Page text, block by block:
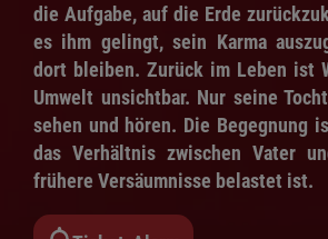
die Aufgabe, auf die Erde
es ihm gelingt, sein Karma
dort bleiben. Zurück im Leben ist
Umwelt unsichtbar. Nur seine
sehen und hören. Die Begegnung
das Verhältnis zwischen Vater
frühere Versäumnisse belastet ist.